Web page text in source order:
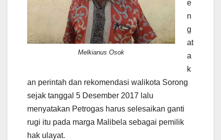
Melkianus Osok
e
n
g
at
a
k
an perintah dan rekomendasi walikota Sorong
sejak tanggal 5 Desember 2017 lalu
menyatakan Petrogas harus selesaikan ganti
rugi itu pada marga Malibela sebagai pemilik
hak ulayat.